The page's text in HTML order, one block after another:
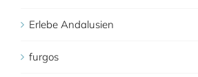
Erlebe Andalusien
furgos